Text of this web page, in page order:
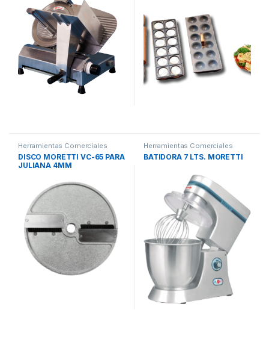
Herramientas Comerciales
DISCO MORETTI VC-65 PARA
JULIANA 4MM
Herramientas Comerciales
BATIDORA 7 LTS. MORETTI